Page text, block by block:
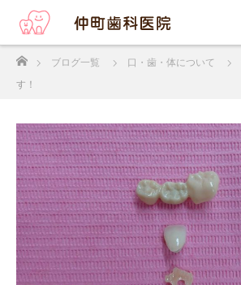
ブログ一覧 口・歯・体について
す！